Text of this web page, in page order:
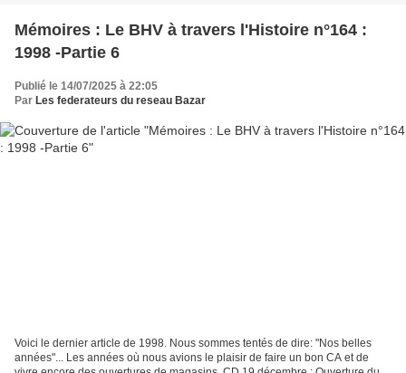
Mémoires : Le BHV à travers l'Histoire n°164 :
1998 -Partie 6
Publié le 14/07/2025 à 22:05
Par Les federateurs du reseau Bazar
Voici le dernier article de 1998. Nous sommes tentés de dire: "Nos belles
années"... Les années où nous avions le plaisir de faire un bon CA et de